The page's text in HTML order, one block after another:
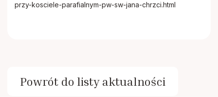
przy-kosciele-parafialnym-pw-sw-jana-chrzci.html
Powrót do listy aktualności